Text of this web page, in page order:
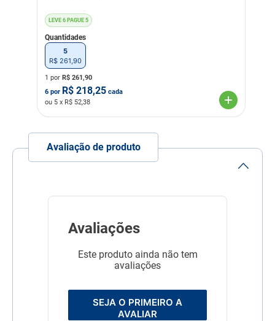
LEVE 6 PAGUE 5
Quantidades
5
R$ 261 90
1 por R$ 261,90
6 por R$ 218,25 cada
ou 5 x R$ 52,38
Avaliação de produto
Avaliações
Este produto ainda não tem
avaliações
SEJA O PRIMEIRO A
AVALIAR